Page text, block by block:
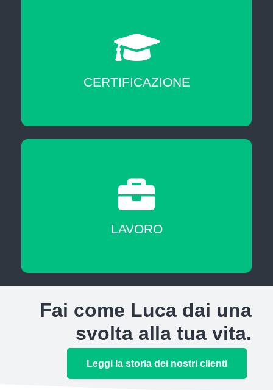
CERTIFICAZIONE
LAVORO
A fine corso sarai messo in contatto con
Fai come Luca dai una
svolta alla tua vita.
Leggi la storia dei nostri clienti